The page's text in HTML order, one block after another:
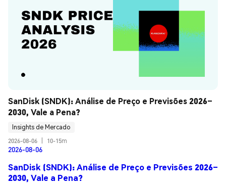
SanDisk (SNDK): Análise de Preço e Previsões 2026–
2030, Vale a Pena?
Insights de Mercado
2026-08-06
10-15m
2026-08-06
SanDisk (SNDK): Análise de Preço e Previsões 2026–
2030, Vale a Pena?